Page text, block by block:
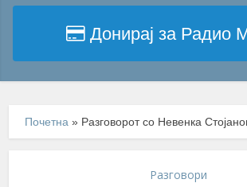
Донирај за Радио
Почетна » Разговорот со Невенка
Разговори